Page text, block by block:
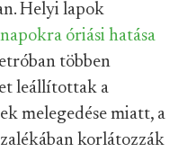
Helyi lapok
óriási hatása
többen
leállítottak a
melegedése miatt, a
korlátozzák